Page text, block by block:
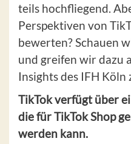
teils hochfliegend.
Perspektiven von
bewerten? Schauen
und greifen wir dazu
Insights des IFH
TikTok verfügt über
die für TikTok Shop
werden kann.